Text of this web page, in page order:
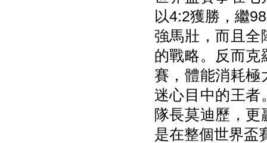
以4:2獲勝，繼
強馬壯，而且全
的戰略。反而克
賽，體能消耗極
迷心目中的王者
隊長莫迪歷，
是在整個世界盃